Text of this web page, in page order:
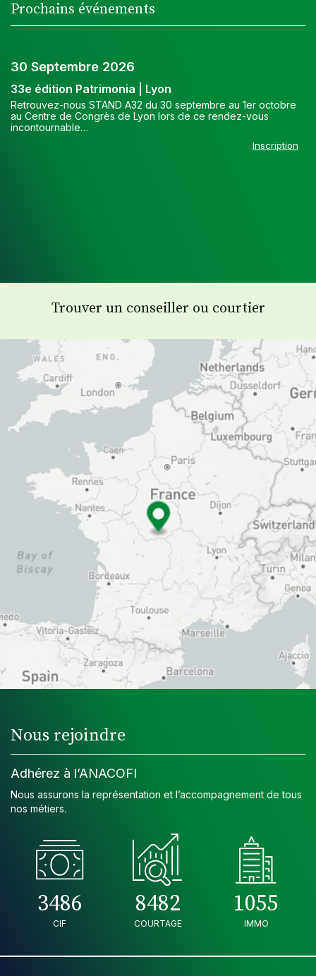
Prochains événements
30 Septembre 2026
33e édition Patrimonia | Lyon
Retrouvez-nous STAND A32 du 30 septembre au 1er octobre
au Centre de Congrès de Lyon lors de ce rendez-vous
incontournable…
Inscription
Trouver un conseiller ou courtier
Nous rejoindre
Adhérez à l’ANACOFI
Nous assurons la représentation et l’accompagnement de tous
nos métiers.
3486
CIF
8482
COURTAGE
1055
IMMO